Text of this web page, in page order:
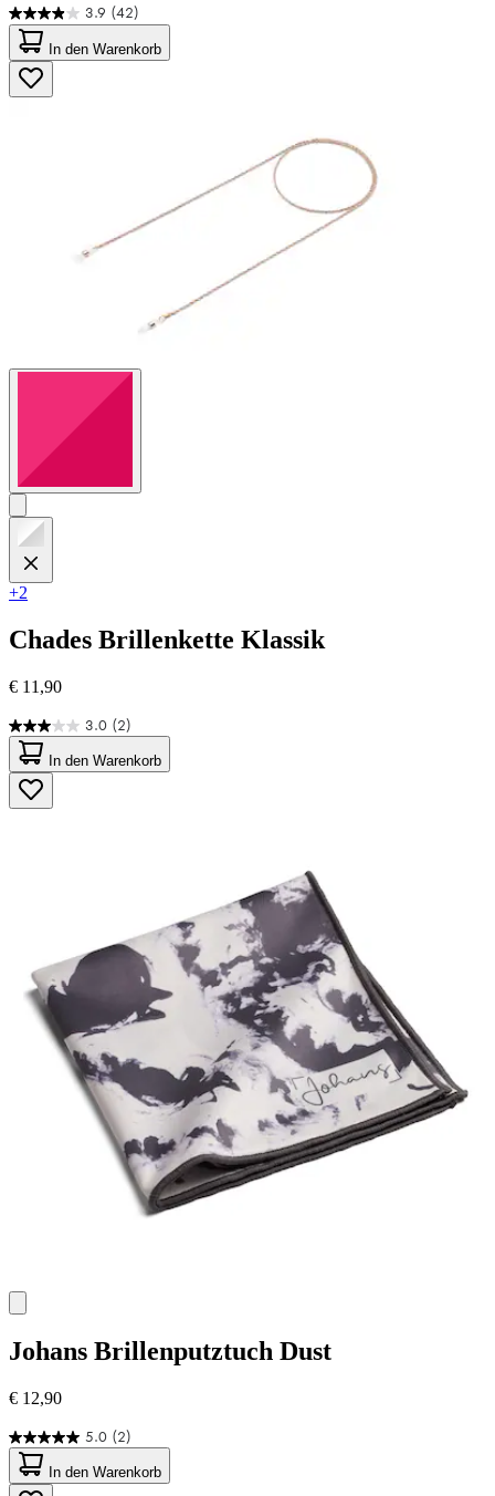
3.9 (42)
3.9
von
5
Sternen.
42
In den Warenkorb
+2
Chades Brillenkette Klassik
€ 11,90
3.0 (2)
3.0
von
5
Sternen.
2
In den Warenkorb
Johans Brillenputztuch Dust
€ 12,90
5.0 (2)
5.0
von
5
In den Warenkorb